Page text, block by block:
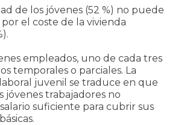
de los jóvenes (52 %) no puede
el coste de la vivienda
empleados, uno de cada tres
temporales o parciales. La
juvenil se traduce en que
jóvenes trabajadores no
suficiente para cubrir sus